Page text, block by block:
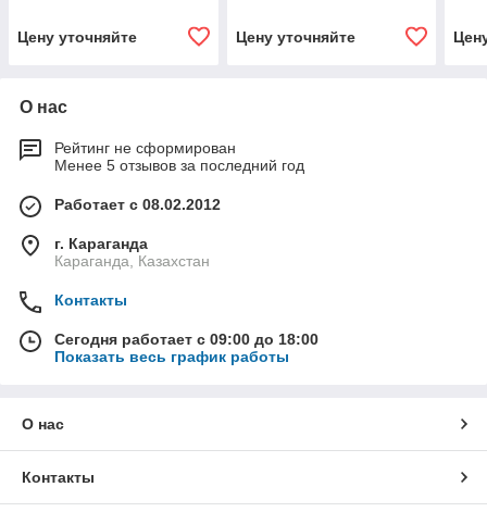
Цену уточняйте Цену уточняйте
О нас
Рейтинг не сформирован
Менее 5 отзывов за последний год
Работает с 08.02.2012
г. Караганда
Караганда, Казахстан
Контакты
Сегодня работает с 09:00 до 18:00
Показать весь график работы
О нас
Контакты